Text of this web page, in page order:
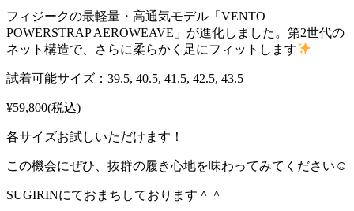
フィジークの最軽量・高通気モデル「VENTO
POWERSTRAP AEROWEAVE」が進化しました。第2世代の
ネット構造で、さらに柔らかく足にフィットします
試着可能サイズ：39.5, 40.5, 41.5, 42.5, 43.5
¥59,800(税込)
各サイズお試しいただけます！
この機会にぜひ、抜群の履き心地を味わってみてください☺︎
SUGIRINにておまちしております＾＾